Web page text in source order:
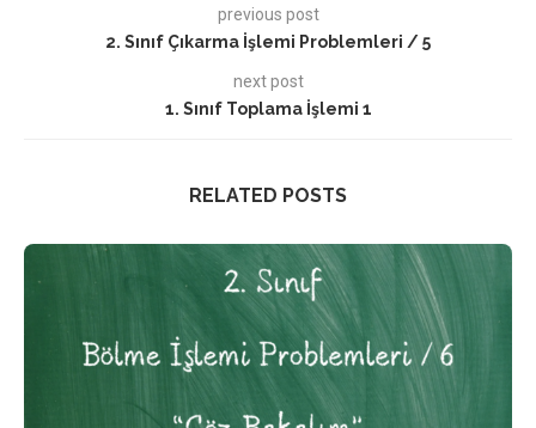
previous post
2. Sınıf Çıkarma İşlemi Problemleri / 5
next post
1. Sınıf Toplama İşlemi 1
RELATED POSTS